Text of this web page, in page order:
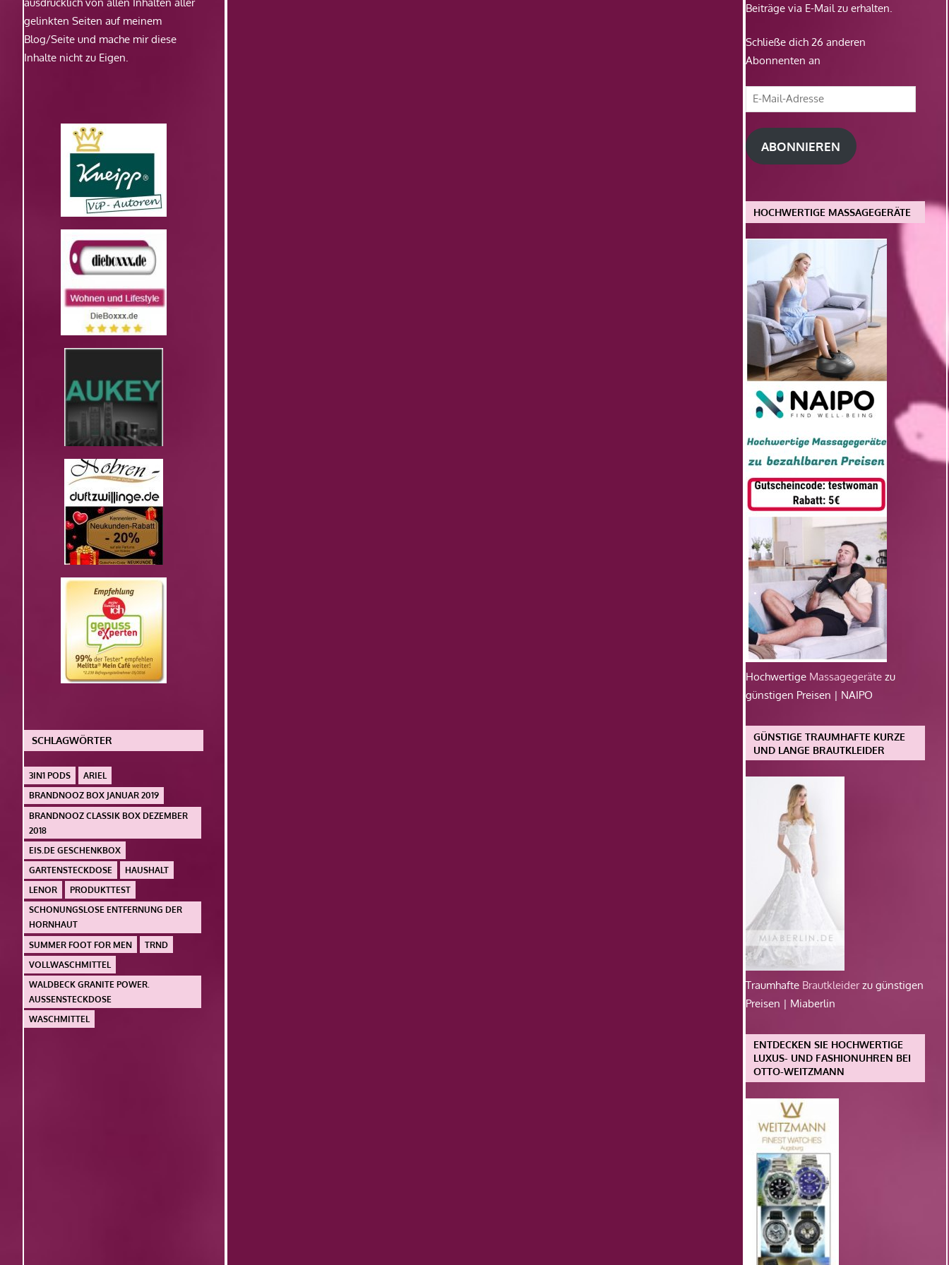
gelinkten Seiten auf meinem
Blog/Seite und mache mir diese
Inhalte nicht zu Eigen.
SCHLAGWÖRTER
3IN1 PODS
ARIEL
BRANDNOOZ BOX JANUAR 2019
BRANDNOOZ CLASSIK BOX DEZEMBER
2018
EIS.DE GESCHENKBOX
GARTENSTECKDOSE
HAUSHALT
LENOR
PRODUKTTEST
SCHONUNGSLOSE ENTFERNUNG DER
HORNHAUT
SUMMER FOOT FOR MEN
TRND
VOLLWASCHMITTEL
WALDBECK GRANITE POWER.
AUSSENSTECKDOSE
WASCHMITTEL
Beiträge via E-Mail zu erhalten.
Schließe dich 26 anderen
Abonnenten an
E-
Mail-
Adresse
ABONNIEREN
HOCHWERTIGE MASSAGEGERÄTE
Hochwertige Massagegeräte zu
günstigen Preisen | NAIPO
GÜNSTIGE TRAUMHAFTE KURZE
UND LANGE BRAUTKLEIDER
Traumhafte Brautkleiderzu günstigen
Preisen | Miaberlin
ENTDECKEN SIE HOCHWERTIGE
LUXUS- UND FASHIONUHREN BEI
OTTO-WEITZMANN